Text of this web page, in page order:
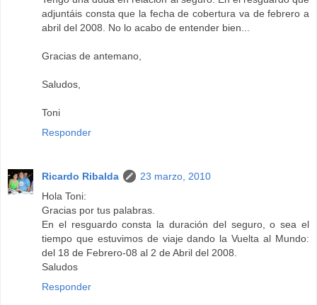
adjuntáis consta que la fecha de cobertura va de febrero a
abril del 2008. No lo acabo de entender bien...
Gracias de antemano,
Saludos,
Toni
Responder
Ricardo Ribalda
23 marzo, 2010
Hola Toni:
Gracias por tus palabras.
En el resguardo consta la duración del seguro, o sea el
tiempo que estuvimos de viaje dando la Vuelta al Mundo:
del 18 de Febrero-08 al 2 de Abril del 2008.
Saludos
Responder